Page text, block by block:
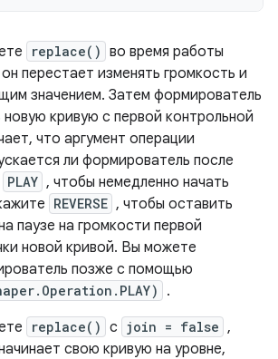
replace() во время работы
перестает изменять громкость и
значением. Затем формирователь
новую кривую с первой контрольной
что аргумент операции
ли формирователь после
PLAY , чтобы немедленно начать
REVERSE , чтобы оставить
паузе на громкости первой
новой кривой. Вы можете
позже с помощью
.
replace() с join = false ,
свою кривую на уровне,